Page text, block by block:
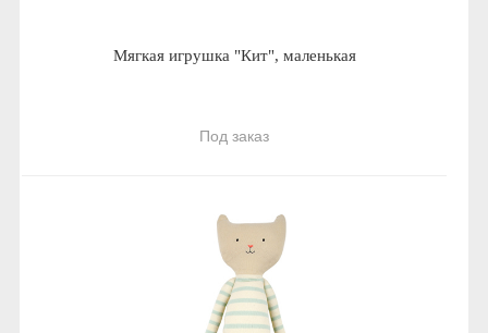
Мягкая игрушка "Кит", маленькая
Под заказ